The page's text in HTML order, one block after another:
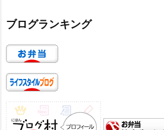
ブログランキング